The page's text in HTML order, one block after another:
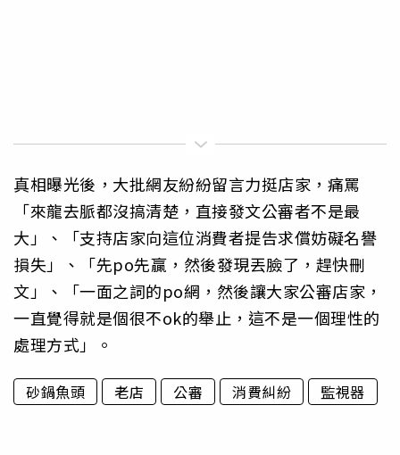
真相曝光後，大批網友紛紛留言力挺店家，痛罵
「來龍去脈都沒搞清楚，直接發文公審者不是最
大」、「支持店家向這位消費者提告求償妨礙名譽
損失」、「先po先贏，然後發現丟臉了，趕快刪
文」、「一面之詞的po網，然後讓大家公審店家，
一直覺得就是個很不ok的舉止，這不是一個理性的
處理方式」。
砂鍋魚頭 老店 公審 消費糾紛 監視器